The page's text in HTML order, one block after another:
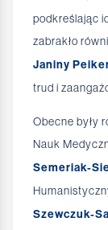
podkreślając
zabrakło
Janiny
trud i
Obecne były
Nauk
Semeriak-
Szewczuk-